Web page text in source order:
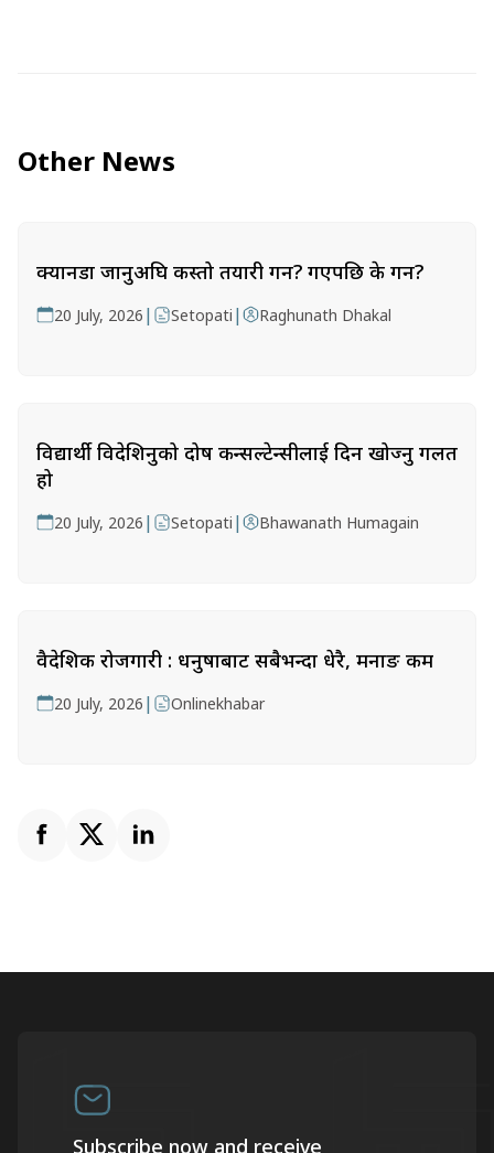
Other News
क्यानडा जानुअघि कस्तो तयारी गर्ने? गएपछि के गर्ने?
20 July, 2026 | Setopati | Raghunath Dhakal
विद्यार्थी विदेशिनुको दोष कन्सल्टेन्सीलाई दिन खोज्नु गलत
हो
20 July, 2026 | Setopati | Bhawanath Humagain
वैदेशिक रोजगारी : धनुषाबाट सबैभन्दा धेरै, मनाङ कम
20 July, 2026 | Onlinekhabar
Subscribe now and receive